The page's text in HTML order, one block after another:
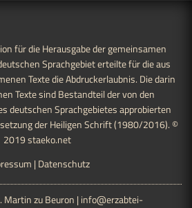
für die Herausgabe der gemeinsamen
Sprachgebiet erteilte für die aus
Texte die Abdruckerlaubnis. Die darin
Texte sind Bestandteil der von den
deutschen Sprachgebietes approbierten
der Heiligen Schrift (1980/2016). ©
2019staeko.net
| Datenschutz
zu Beuron | info@erzabtei-